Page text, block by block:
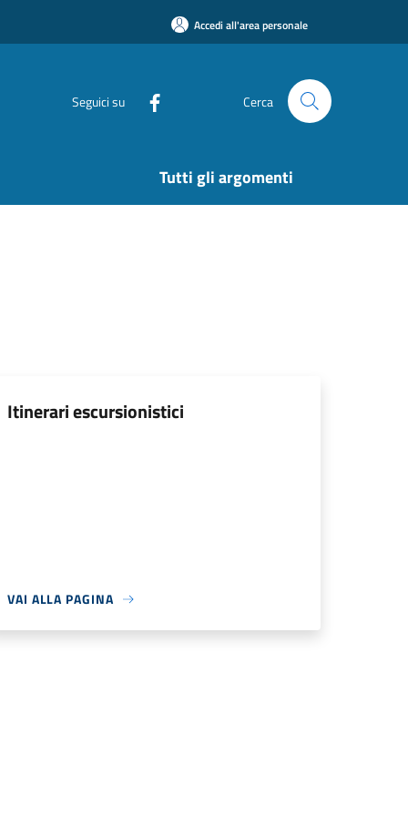
Accedi all'area personale
Seguici su Cerca
Tutti gli argomenti
Itinerari escursionistici
VAI ALLA PAGINA